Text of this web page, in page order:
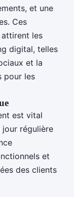
et une
Ces
les
digital, telles
et la
pour les
est vital
jour régulière
et
des clients